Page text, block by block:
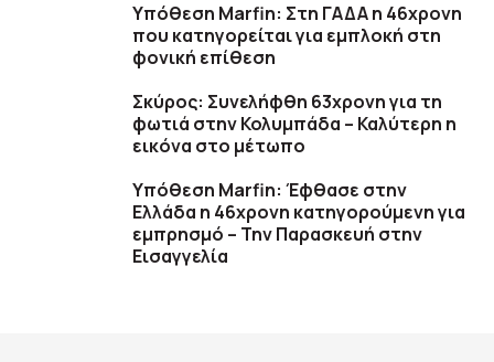
Υπόθεση Marfin: Στη ΓΑΔΑ η 46χρονη
που κατηγορείται για εμπλοκή στη
φονική επίθεση
Σκύρος: Συνελήφθη 63χρονη για τη
φωτιά στην Κολυμπάδα – Καλύτερη η
εικόνα στο μέτωπο
Υπόθεση Marfin: Έφθασε στην
Ελλάδα η 46χρονη κατηγορούμενη για
εμπρησμό – Την Παρασκευή στην
Εισαγγελία